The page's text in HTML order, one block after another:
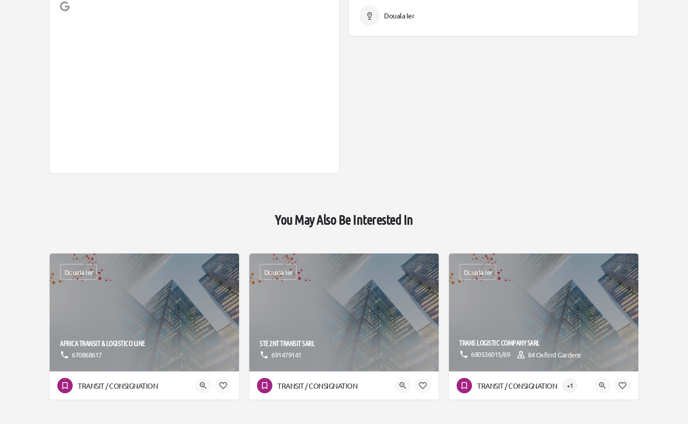
Douala Ier
You May Also Be Interested In
AFRICA TRANSIT & LOGISTICO LINE
670868617
Douala Ier
TRANSIT / CONSIGNATION
STE 2NT TRANSIT SARL
691479141
Douala Ier
TRANSIT / CONSIGNATION
TRANS LOGISTIC COMPANY SARL
680536015/69 84 Oxford Gardens
Douala Ier
TRANSIT / CONSIGNATION +1